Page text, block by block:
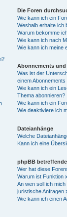
Die Foren
Wie kann ich ein
Weshalb erhalte ich
Warum bekomme
Wie kann ich nach
Wie kann ich meine
Abonnements und
Was ist der
einem
Wie kann ich ein
Thema abonnieren?
Wie kann ich ein
Wie deaktiviere ich
Dateianhänge
Welche
Kann ich eine
phpBB
Wer hat diese
Warum ist Funktion
An wen soll ich
juristische Anfragen
Wie kann ich einen